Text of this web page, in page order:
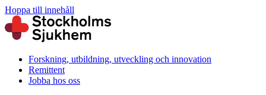
Hoppa till innehåll
Forskning, utbildning, utveckling och innovation
Remittent
Jobba hos oss